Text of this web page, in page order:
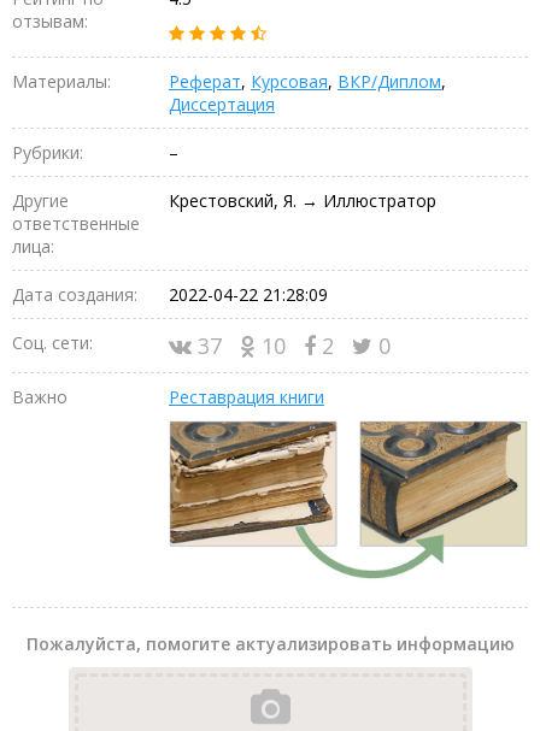
отзывам:
Материалы: Реферат, Курсовая, ВКР/Диплом,
Диссертация
Рубрики: –
Другие
ответственные
лица:
Крестовский, Я. → Иллюстратор
Дата создания: 2022-04-22 21:28:09
Соц. сети: 37 10 2 0
Важно Реставрация книги
Пожалуйста, помогите актуализировать информацию